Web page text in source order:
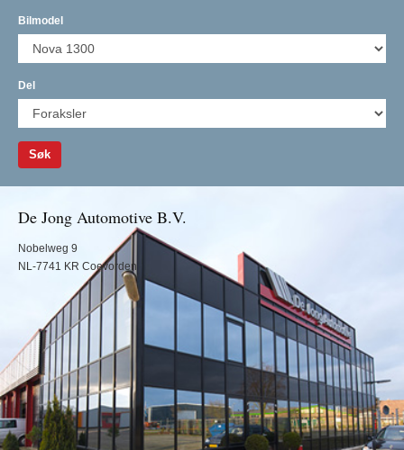
Bilmodel
Del
Søk
De Jong Automotive B.V.
Nobelweg 9
NL-7741 KR Coevorden